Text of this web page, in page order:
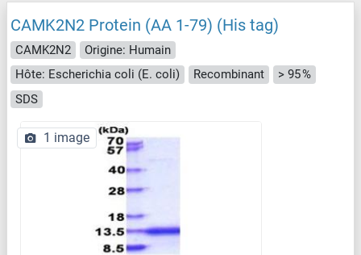
CAMK2N2 Protein (AA 1-79) (His tag)
CAMK2N2
Origine: Humain
Hôte: Escherichia coli (E. coli)
Recombinant
> 95 %
SDS
1 image